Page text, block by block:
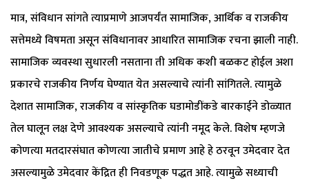
मात्र, संविधान सांगते त्याप्रमाणे आजपर्यंत सामाजिक, आर्थिक व राजकीय
सत्तेमध्ये विषमता असून संविधानावर आधारित सामाजिक रचना झाली नाही.
सामाजिक व्यवस्था सुधारली नसताना ती अधिक कशी बळकट होईल अशा
प्रकारचे राजकीय निर्णय घेण्यात येत असल्याचे त्यांनी सांगितले. त्यामुळे
देशात सामाजिक, राजकीय व सांस्कृतिक घडामोडींकडे बारकाईने डोळ्यात
तेल घालून लक्ष देणे आवश्यक असल्याचे त्यांनी नमूद केले. विशेष म्हणजे
कोणत्या मतदारसंघात कोणत्या जातीचे प्रमाण आहे हे ठरवून उमेदवार देत
असल्यामुळे उमेदवार केंद्रित ही निवडणूक पद्धत आहे. त्यामुळे सध्याची